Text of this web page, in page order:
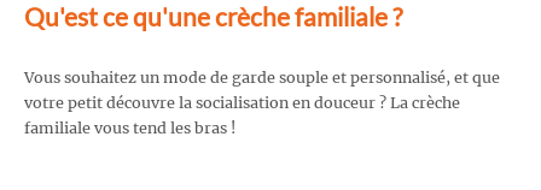
Qu'est ce qu'une crèche familiale ?
Vous souhaitez un mode de garde souple et personnalisé, et que
votre petit découvre la socialisation en douceur ? La crèche
familiale vous tend les bras !